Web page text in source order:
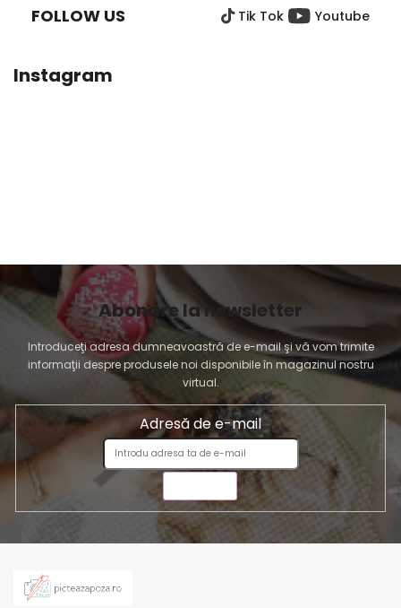
FOLLOW US Tik Tok Youtube
Instagram
Abonare la newsletter
Introduceţi adresa dumneavoastră de e-mail şi vă vom trimite
informaţii despre produsele noi disponibile în magazinul nostru
virtual.
Adresă de e-mail